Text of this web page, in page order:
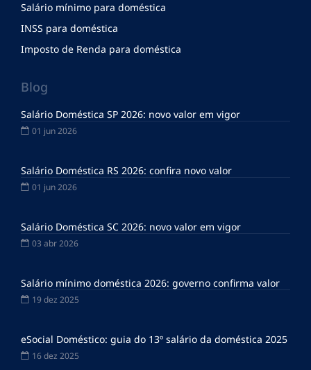
Salário mínimo para doméstica
INSS para doméstica
Imposto de Renda para doméstica
Blog
Salário Doméstica SP 2026: novo valor em vigor
01 jun 2026
Salário Doméstica RS 2026: confira novo valor
01 jun 2026
Salário Doméstica SC 2026: novo valor em vigor
03 abr 2026
Salário mínimo doméstica 2026: governo confirma valor
19 dez 2025
eSocial Doméstico: guia do 13º salário da doméstica 2025
16 dez 2025